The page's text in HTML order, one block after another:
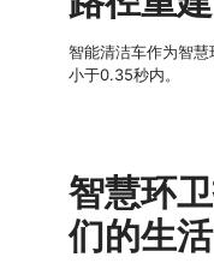
智能清洁车作为智
小于0.35秒内。
智慧环
们的生